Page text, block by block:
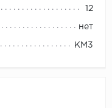
SPC
12
нет
КМ3